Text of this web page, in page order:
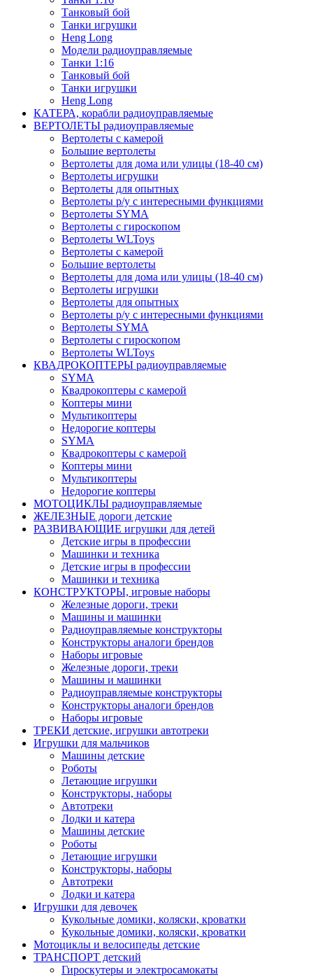
Танковый бой
Танки игрушки
Heng Long
Модели радиоуправляемые
Танки 1:16
Танковый бой
Танки игрушки
Heng Long
КАТЕРА, корабли радиоуправляемые
ВЕРТОЛЕТЫ радиоуправляемые
Вертолеты с камерой
Большие вертолеты
Вертолеты для дома или улицы (18-40 см)
Вертолеты игрушки
Вертолеты для опытных
Вертолеты р/у с интересными функциями
Вертолеты SYMA
Вертолеты с гироскопом
Вертолеты WLToys
Вертолеты с камерой
Большие вертолеты
Вертолеты для дома или улицы (18-40 см)
Вертолеты игрушки
Вертолеты для опытных
Вертолеты р/у с интересными функциями
Вертолеты SYMA
Вертолеты с гироскопом
Вертолеты WLToys
КВАДРОКОПТЕРЫ радиоуправляемые
SYMA
Квадрокоптеры с камерой
Коптеры мини
Мультикоптеры
Недорогие коптеры
SYMA
Квадрокоптеры с камерой
Коптеры мини
Мультикоптеры
Недорогие коптеры
МОТОЦИКЛЫ радиоуправляемые
ЖЕЛЕЗНЫЕ дороги детские
РАЗВИВАЮЩИЕ игрушки для детей
Детские игры в профессии
Машинки и техника
Детские игры в профессии
Машинки и техника
КОНСТРУКТОРЫ, игровые наборы
Железные дороги, треки
Машины и машинки
Радиоуправляемые конструкторы
Конструкторы аналоги брендов
Наборы игровые
Железные дороги, треки
Машины и машинки
Радиоуправляемые конструкторы
Конструкторы аналоги брендов
Наборы игровые
ТРЕКИ детские, игрушки автотреки
Игрушки для мальчиков
Машины детские
Роботы
Летающие игрушки
Конструкторы, наборы
Автотреки
Лодки и катера
Машины детские
Роботы
Летающие игрушки
Конструкторы, наборы
Автотреки
Лодки и катера
Игрушки для девочек
Кукольные домики, коляски, кроватки
Кукольные домики, коляски, кроватки
Мотоциклы и велосипеды детские
ТРАНСПОРТ детский
Гироскутеры и электросамокаты